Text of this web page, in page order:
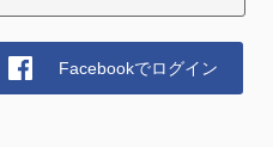
Facebookでログイン